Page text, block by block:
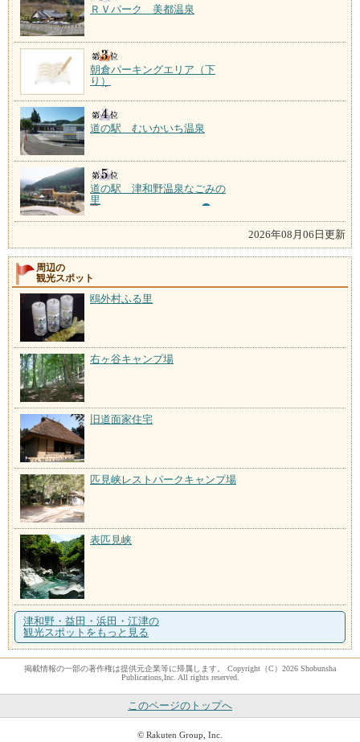
ＲＶパーク 美都温泉
朝倉パーキングエリア（下
り）
道の駅 むいかいち温泉
道の駅 津和野温泉なごみの
里
2026年08月06日更新
周辺の
観光スポット
鴎外村ふる里
右ヶ谷キャンプ場
旧道面家住宅
匹見峡レストパークキャンプ場
表匹見峡
津和野・益田・浜田・江津の
観光スポットをもっと見る
掲載情報の一部の著作権は提供元企業等に帰属します。 Copyright（C）2026 Shobunsha
Publications,Inc. All rights reserved.
このページのトップへ
© Rakuten Group, Inc.